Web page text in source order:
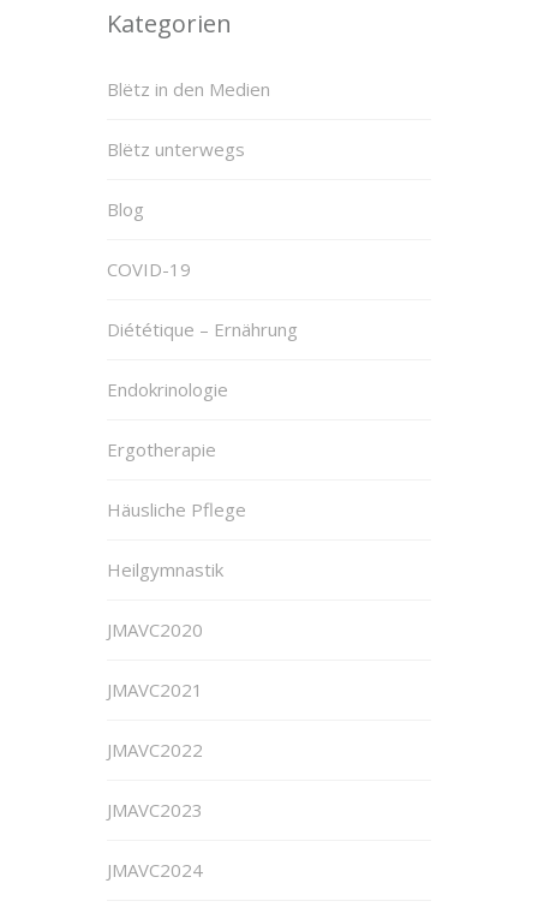
Kategorien
Blëtz in den Medien
Blëtz unterwegs
Blog
COVID-19
Diététique – Ernährung
Endokrinologie
Ergotherapie
Häusliche Pflege
Heilgymnastik
JMAVC2020
JMAVC2021
JMAVC2022
JMAVC2023
JMAVC2024